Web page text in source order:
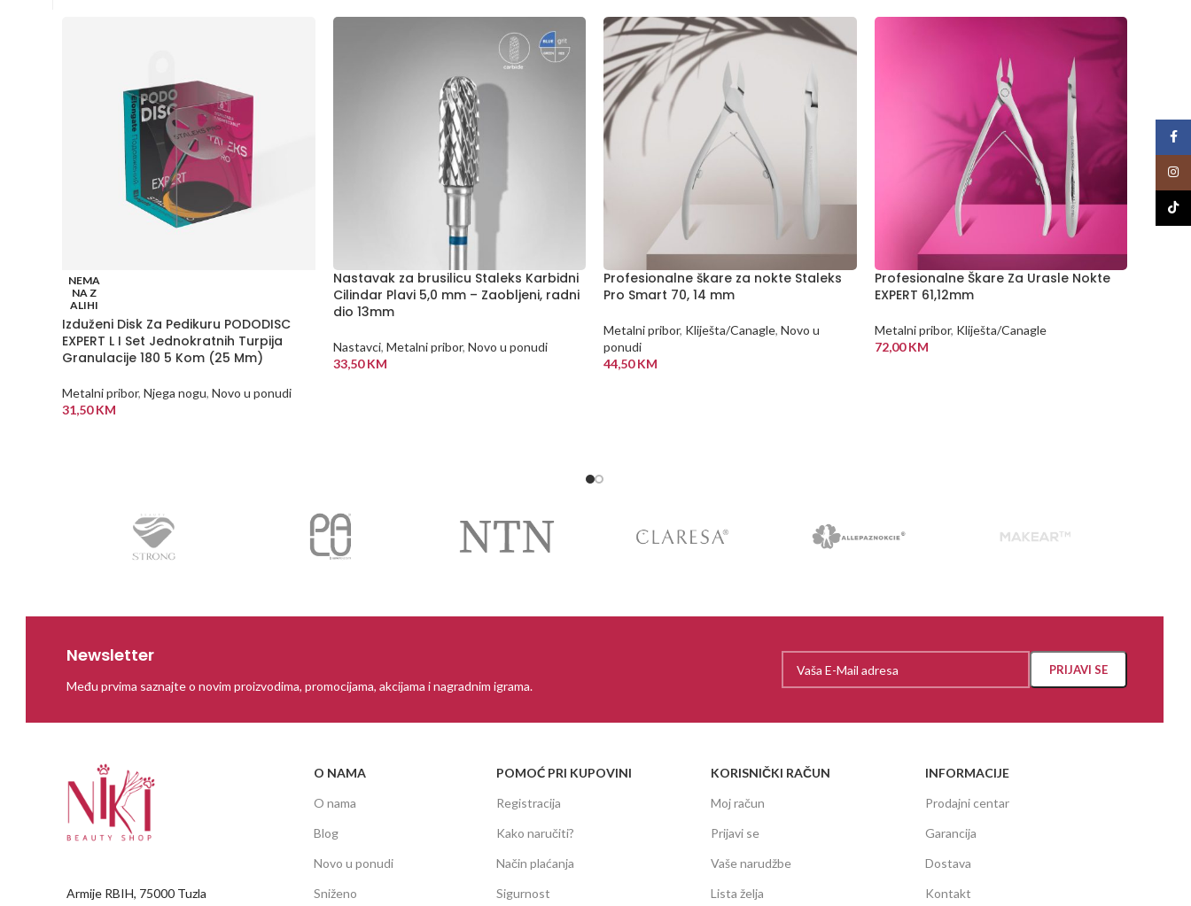
NEMA
NA Z
ALIHI
Izduženi Disk Za Pedikuru PODODISC
EXPERT L I Set Jednokratnih Turpija
Granulacije 180 5 Kom (25 Mm)
Metalni pribor, Njega nogu, Novo u ponudi
31,50KM
Nastavak za brusilicu Staleks Karbidni
Cilindar Plavi 5,0 mm – Zaobljeni, radni
dio 13mm
Nastavci, Metalni pribor, Novo u ponudi
33,50KM
Profesionalne škare za nokte Staleks
Pro Smart 70, 14 mm
Metalni pribor, Kliješta/Canagle, Novo u
ponudi
44,50KM
Profesionalne Škare Za Urasle Nokte
EXPERT 61,12mm
Metalni pribor, Kliješta/Canagle
72,00KM
Newsletter
Među prvima saznajte o novim proizvodima, promocijama, akcijama i nagradnim igrama.
Armije RBIH, 75000 Tuzla
O NAMA
O nama
Blog
Novo u ponudi
Sniženo
POMOĆ PRI KUPOVINI
Registracija
Kako naručiti?
Način plaćanja
Sigurnost
KORISNIČKI RAČUN
Moj račun
Prijavi se
Vaše narudžbe
Lista želja
INFORMACIJE
Prodajni centar
Garancija
Dostava
Kontakt